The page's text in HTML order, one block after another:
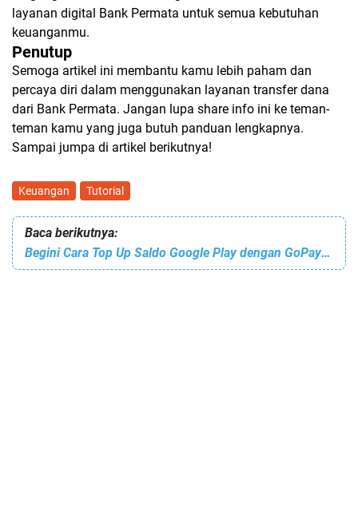
layanan digital Bank Permata untuk semua kebutuhan
keuanganmu.
Penutup
Semoga artikel ini membantu kamu lebih paham dan
percaya diri dalam menggunakan layanan transfer dana
dari Bank Permata. Jangan lupa share info ini ke teman-
teman kamu yang juga butuh panduan lengkapnya.
Sampai jumpa di artikel berikutnya!
Keuangan Tutorial
Baca berikutnya:
Begini Cara Top Up Saldo Google Play dengan GoPay Buat Pemula